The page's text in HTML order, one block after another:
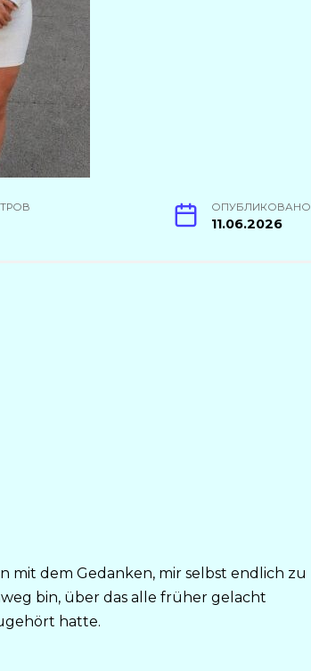
ОПУБЛИКОВАНО
11.06.2026
mit dem Gedanken, mir selbst endlich zu
bin, über das alle früher gelacht
hatte.